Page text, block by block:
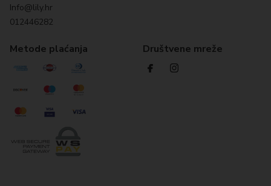
Info@lily.hr
012446282
Metode plaćanja Društvene mreže